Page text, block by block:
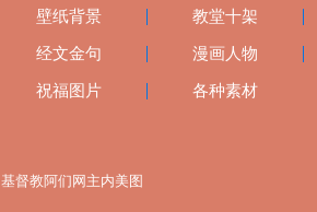
壁纸背景 教堂十架
经文金句 漫画人物
祝福图片 各种素材
基督教阿们网主内美图